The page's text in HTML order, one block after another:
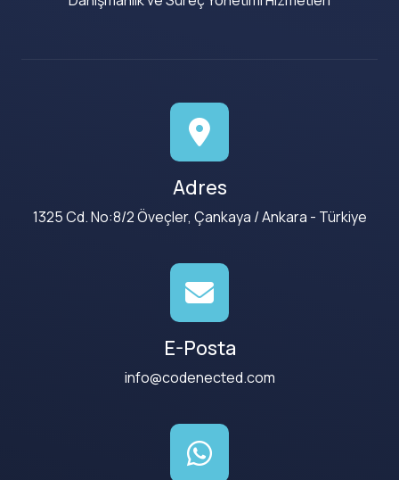
Adres
1325 Cd. No:8/2 Öveçler, Çankaya / Ankara - Türkiye
E-Posta
info@codenected.com